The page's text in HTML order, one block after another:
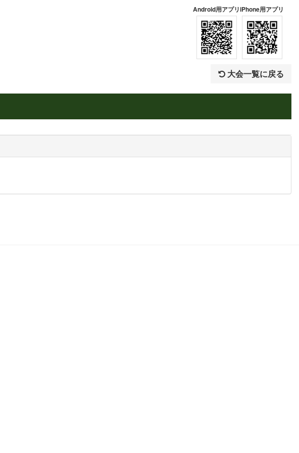
Android用アプリiPhone用アプリ
大会一覧に戻る